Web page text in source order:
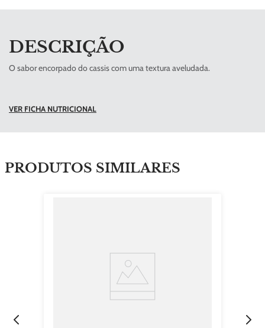
DESCRIÇÃO
O sabor encorpado do cassis com uma textura aveludada.
VER FICHA NUTRICIONAL